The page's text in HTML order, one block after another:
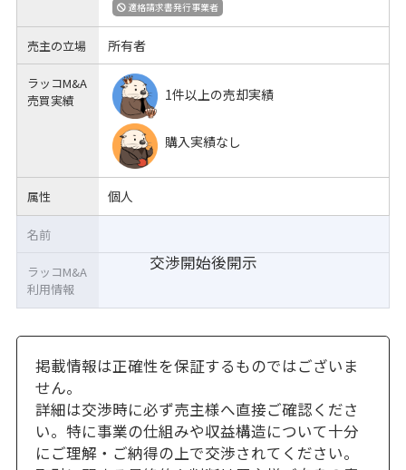
適格請求書発行事業者
売主の立場 所有者
ラッコM&A
売買実績
1件以上の売却実績
購入実績なし
属性 個人
交渉開始後開示
名前
ラッコM&A
利用情報
掲載情報は正確性を保証するものではございま
せん。
詳細は交渉時に必ず売主様へ直接ご確認くださ
い。特に事業の仕組みや収益構造について十分
にご理解・ご納得の上で交渉されてください。